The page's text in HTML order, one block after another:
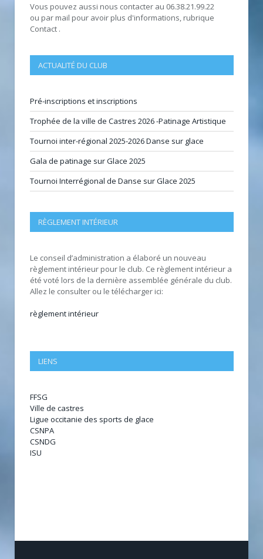
Vous pouvez aussi nous contacter au 06.38.21.99.22
ou par mail pour avoir plus d'informations, rubrique
Contact .
ACTUALITÉ DU CLUB
Pré-inscriptions et inscriptions
Trophée de la ville de Castres 2026 -Patinage Artistique
Tournoi inter-régional 2025-2026 Danse sur glace
Gala de patinage sur Glace 2025
Tournoi Interrégional de Danse sur Glace 2025
RÈGLEMENT INTÉRIEUR
Le conseil d’administration a élaboré un nouveau
règlement intérieur pour le club. Ce règlement intérieur a
été voté lors de la dernière assemblée générale du club.
Allez le consulter ou le télécharger ici:
règlement intérieur
LIENS
FFSG
Ville de castres
Ligue occitanie des sports de glace
CSNPA
CSNDG
ISU